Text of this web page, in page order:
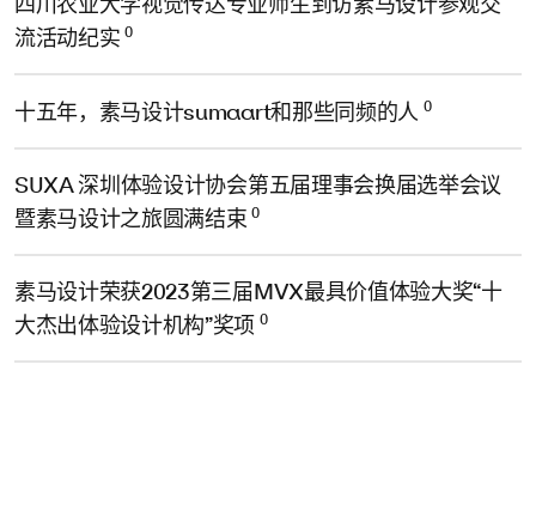
流活动纪实 0
十五年，素马设计sumaart和那些同频的人 0
SUXA 深圳体验设计协会第五届理事会换届选举会议
暨素马设计之旅圆满结束 0
素马设计荣获2023第三届MVX最具价值体验大奖“十
大杰出体验设计机构”奖项 0